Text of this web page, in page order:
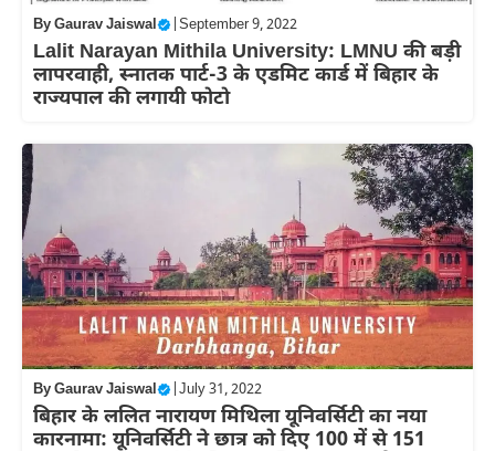
ByGaurav Jaiswal September 9, 2022
Lalit Narayan Mithila University: LMNU की बड़ी
लापरवाही, स्नातक पार्ट-3 के एडमिट कार्ड में बिहार के
राज्यपाल की लगायी फोटो
ByGaurav Jaiswal July 31, 2022
बिहार के ललित नारायण मिथिला यूनिवर्सिटी का नया
कारनामा: यूनिवर्सिटी ने छात्र को दिए 100 में से 151